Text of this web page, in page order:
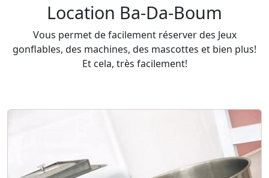
Location Ba-Da-Boum
Vous permet de facilement réserver des Jeux
gonflables, des machines, des mascottes et bien plus!
Et cela, très facilement!